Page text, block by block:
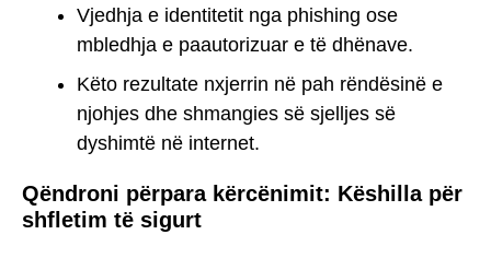
Vjedhja e identitetit nga phishing ose
mbledhja e paautorizuar e të dhënave.
Këto rezultate nxjerrin në pah rëndësinë e
njohjes dhe shmangies së sjelljes së
dyshimtë në internet.
Qëndroni përpara kërcënimit: Këshilla për
shfletim të sigurt